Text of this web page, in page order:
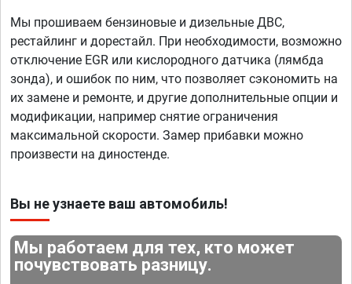
Мы прошиваем бензиновые и дизельные ДВС,
рестайлинг и дорестайл. При необходимости, возможно
отключение EGR или кислородного датчика (лямбда
зонда), и ошибок по ним, что позволяет сэкономить на
их замене и ремонте, и другие дополнительные опции и
модификации, например снятие ограничения
максимальной скорости. Замер прибавки можно
произвести на диностенде.
Вы не узнаете ваш автомобиль!
Мы работаем для тех, кто может
почувствовать разницу.